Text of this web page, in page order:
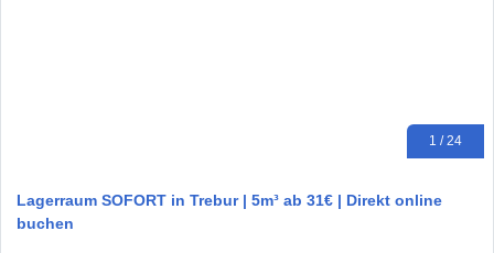
1 / 24
Lagerraum SOFORT in Trebur | 5m³ ab 31€ | Direkt online
buchen